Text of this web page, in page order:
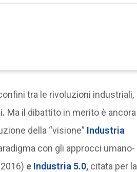
tra le rivoluzioni industriali,
. Ma il dibattito in merito è ancora
della “visione” Industria
con gli approcci umano-
e Industria 5.0, citata per la